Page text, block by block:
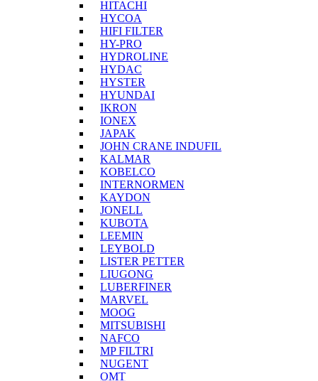
HITACHI
HYCOA
HIFI FILTER
HY-PRO
HYDROLINE
HYDAC
HYSTER
HYUNDAI
IKRON
IONEX
JAPAK
JOHN CRANE INDUFIL
KALMAR
KOBELCO
INTERNORMEN
KAYDON
JONELL
KUBOTA
LEEMIN
LEYBOLD
LISTER PETTER
LIUGONG
LUBERFINER
MARVEL
MOOG
MITSUBISHI
NAFCO
MP FILTRI
NUGENT
OMT